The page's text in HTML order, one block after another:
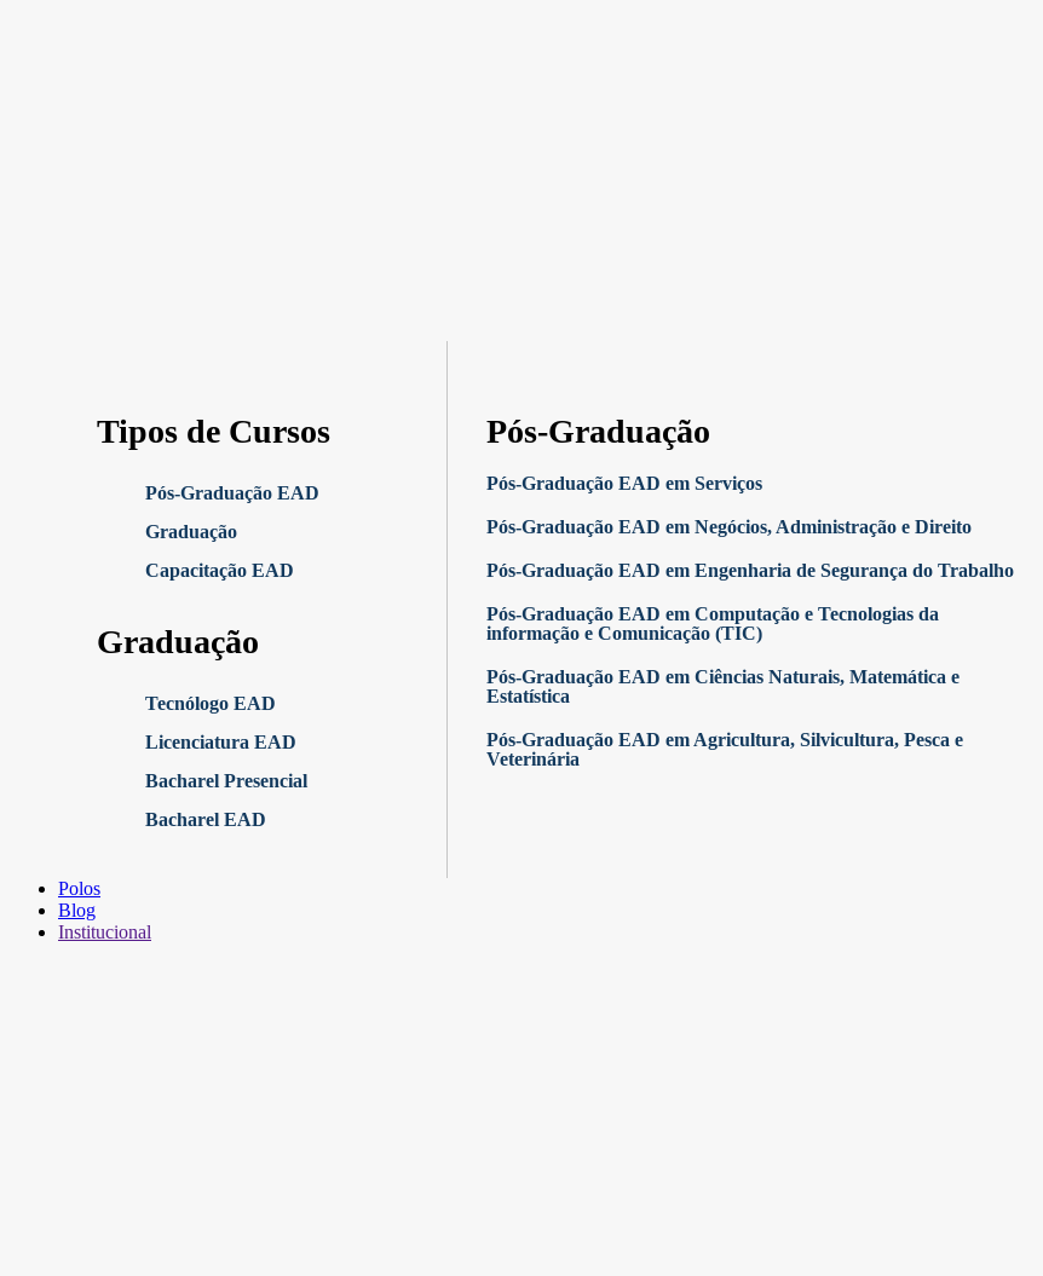
Tipos de Cursos
Pós-Graduação EAD
Graduação
Capacitação EAD
Graduação
Tecnólogo EAD
Licenciatura EAD
Bacharel Presencial
Bacharel EAD
Pós-Graduação
Pós-Graduação EAD em Serviços
Pós-Graduação EAD em Negócios, Administração e Direito
Pós-Graduação EAD em Engenharia de Segurança do Trabalho
Pós-Graduação EAD em Computação e Tecnologias da
informação e Comunicação (TIC)
Pós-Graduação EAD em Ciências Naturais, Matemática e
Estatística
Pós-Graduação EAD em Agricultura, Silvicultura, Pesca e
Veterinária
Polos
Blog
Institucional